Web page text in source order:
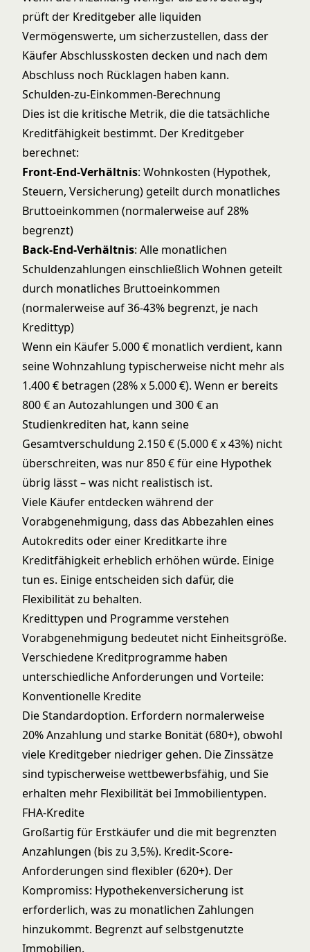
prüft der Kreditgeber alle liquiden
Vermögenswerte, um sicherzustellen, dass der
Käufer Abschlusskosten decken und nach dem
Abschluss noch Rücklagen haben kann.
Schulden-zu-Einkommen-Berechnung
Dies ist die kritische Metrik, die die tatsächliche
Kreditfähigkeit bestimmt. Der Kreditgeber
berechnet:
Front-End-Verhältnis: Wohnkosten (Hypothek,
Steuern, Versicherung) geteilt durch monatliches
Bruttoeinkommen (normalerweise auf 28%
begrenzt)
Back-End-Verhältnis: Alle monatlichen
Schuldenzahlungen einschließlich Wohnen geteilt
durch monatliches Bruttoeinkommen
(normalerweise auf 36-43% begrenzt, je nach
Kredittyp)
Wenn ein Käufer 5.000 € monatlich verdient, kann
seine Wohnzahlung typischerweise nicht mehr als
1.400 € betragen (28% x 5.000 €). Wenn er bereits
800 € an Autozahlungen und 300 € an
Studienkrediten hat, kann seine
Gesamtverschuldung 2.150 € (5.000 € x 43%) nicht
überschreiten, was nur 850 € für eine Hypothek
übrig lässt – was nicht realistisch ist.
Viele Käufer entdecken während der
Vorabgenehmigung, dass das Abbezahlen eines
Autokredits oder einer Kreditkarte ihre
Kreditfähigkeit erheblich erhöhen würde. Einige
tun es. Einige entscheiden sich dafür, die
Flexibilität zu behalten.
Kredittypen und Programme verstehen
Vorabgenehmigung bedeutet nicht Einheitsgröße.
Verschiedene Kreditprogramme haben
unterschiedliche Anforderungen und Vorteile:
Konventionelle Kredite
Die Standardoption. Erfordern normalerweise
20% Anzahlung und starke Bonität (680+), obwohl
viele Kreditgeber niedriger gehen. Die Zinssätze
sind typischerweise wettbewerbsfähig, und Sie
erhalten mehr Flexibilität bei Immobilientypen.
FHA-Kredite
Großartig für Erstkäufer und die mit begrenzten
Anzahlungen (bis zu 3,5%). Kredit-Score-
Anforderungen sind flexibler (620+). Der
Kompromiss: Hypothekenversicherung ist
erforderlich, was zu monatlichen Zahlungen
hinzukommt. Begrenzt auf selbstgenutzte
Immobilien.